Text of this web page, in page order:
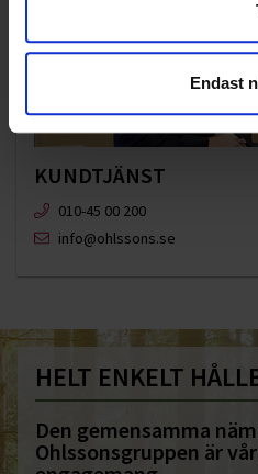
Endast
KUNDTJÄNST
010-45 00 200​
info@ohlssons.se
HELT ENKELT
Den gemensamma
Ohlssonsgruppen är